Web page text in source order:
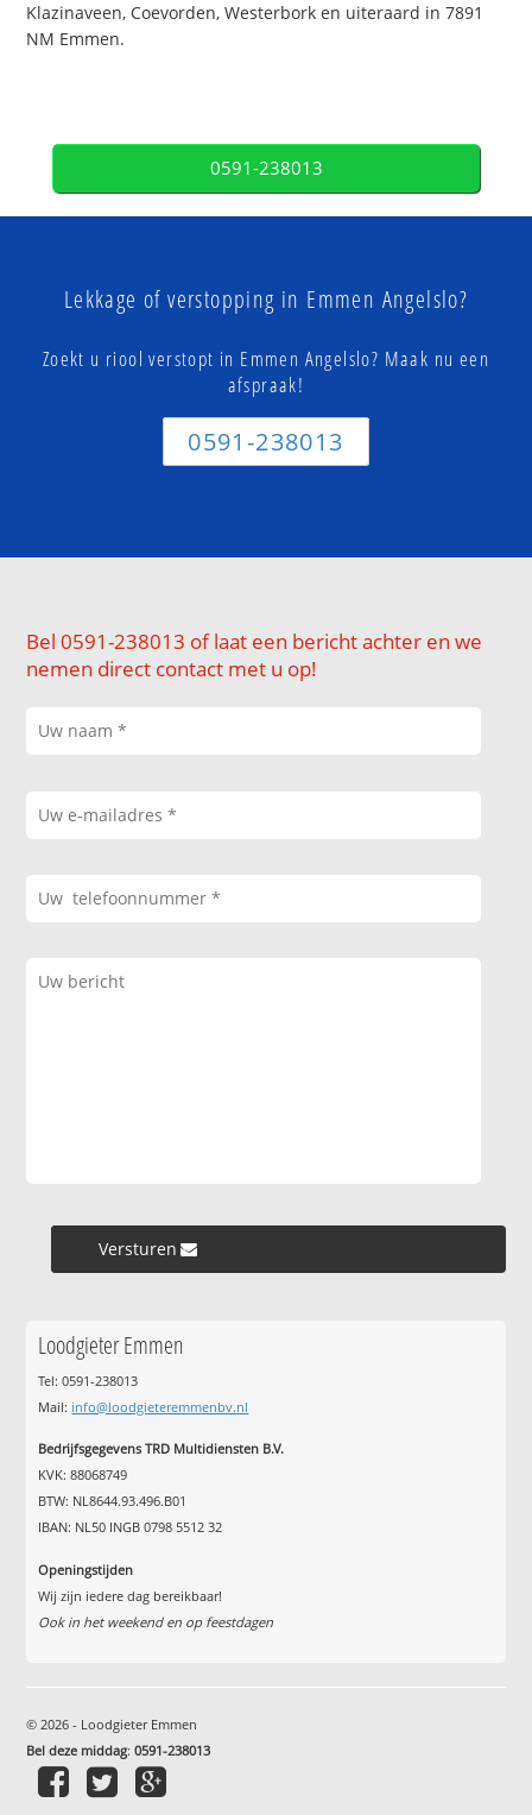
Klazinaveen, Coevorden, Westerbork en uiteraard in 7891
NM Emmen.
0591-238013
Lekkage of verstopping in Emmen Angelslo?
Zoekt u riool verstopt in Emmen Angelslo? Maak nu een
afspraak!
0591-238013
Bel 0591-238013 of laat een bericht achter en we
nemen direct contact met u op!
Versturen »
Loodgieter Emmen
Tel: 0591-238013
Mail: info@loodgieteremmenbv.nl
Bedrijfsgegevens TRD Multidiensten B.V.
KVK: 88068749
BTW: NL8644.93.496.B01
IBAN: NL50 INGB 0798 5512 32
Openingstijden
Wij zijn iedere dag bereikbaar!
Ook in het weekend en op feestdagen
© 2026 - Loodgieter Emmen
Bel deze middag:0591-238013